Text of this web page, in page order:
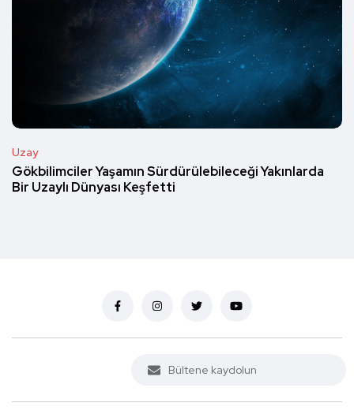
Uzay
Gökbilimciler Yaşamın Sürdürülebileceği Yakınlarda
Bir Uzaylı Dünyası Keşfetti